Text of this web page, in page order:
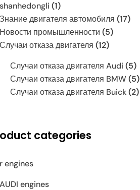
shanhedongli (1)
Знание двигателя автомобиля (17)
Новости промышленности (5)
Случаи отказа двигателя (12)
Случаи отказа двигателя Audi (5)
Случаи отказа двигателя BMW(5)
Случаи отказа двигателя Buick(2)
categories
engines
AUDI engines